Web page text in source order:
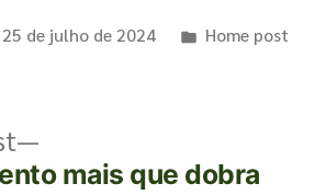
25 de julho de 2024 Home post
mais que dobra